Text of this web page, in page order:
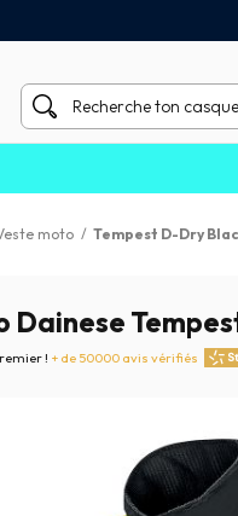
moto / Tempest D-Dry
Dainese
! + de 50000 avis vérifiés